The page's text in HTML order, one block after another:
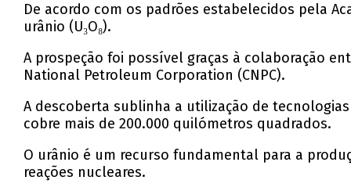
De acordo com os padrões estabelecidos pela
urânio (U₃O₈).
A prospeção foi possível graças à colaboração
National Petroleum Corporation (CNPC).
A descoberta sublinha a utilização de
cobre mais de 200.000 quilómetros quadrados.
O urânio é um recurso fundamental para a
reações nucleares.